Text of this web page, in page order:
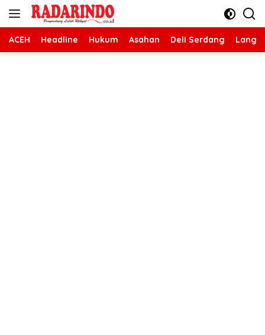
Langsung
ACEH Headline Hukum Asahan Deli Serdang